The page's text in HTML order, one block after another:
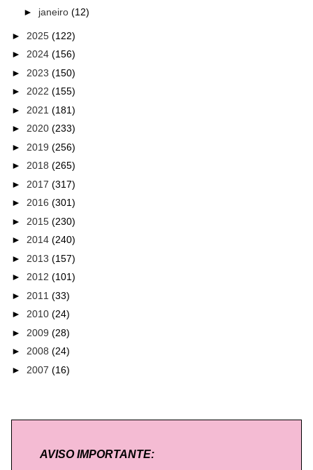
► janeiro (12)
► 2025 (122)
► 2024 (156)
► 2023 (150)
► 2022 (155)
► 2021 (181)
► 2020 (233)
► 2019 (256)
► 2018 (265)
► 2017 (317)
► 2016 (301)
► 2015 (230)
► 2014 (240)
► 2013 (157)
► 2012 (101)
► 2011 (33)
► 2010 (24)
► 2009 (28)
► 2008 (24)
► 2007 (16)
AVISO IMPORTANTE: